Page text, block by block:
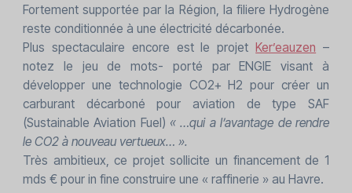
Fortement supportée par la Région, la filiere Hydrogène
reste conditionnée à une électricité décarbonée.
Plus spectaculaire encore est le projetKer’eauzen –
notez le jeu de mots- porté par ENGIE visant à
développer une technologie CO2+ H2 pour créer un
carburant décarboné pour aviation de type SAF
(Sustainable Aviation Fuel) « …qui a l’avantage de rendre
le CO2 à nouveau vertueux… ».
Très ambitieux, ce projet sollicite un financement de 1
mds € pour in fine construire une « raffinerie » au Havre.